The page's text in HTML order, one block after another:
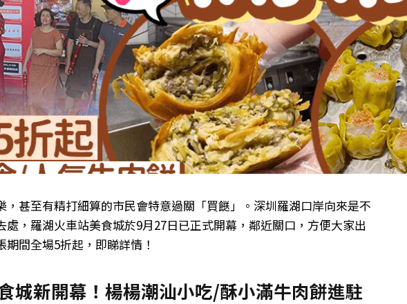
，甚至有精打細算的市民會特意過關「買餸」。深圳羅湖口岸向來是不
處，羅湖火車站美食城於9月27日已正式開幕，鄰近關口，方便大家出
間全場5折起，即睇詳情！
城新開幕！楊楊潮汕小吃/酥小滿牛肉餅進駐